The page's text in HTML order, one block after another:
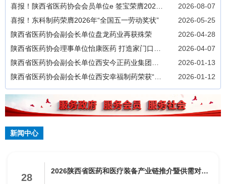
2026-08-07
喜报！陕西省医药协会会员单位e 签宝荣膺2026
年“全球独角兽榜”
2026-05-25
喜报！东科制药荣膺2026年“全国五一劳动奖状”
2026-04-28
陕西省医药协会副会长单位盘龙药业再获殊荣
2026-04-07
陕西省医药协会理事单位怡康医药 打造家门口健
康管家
2026-01-13
陕西省医药协会副会长单位西安今正药业集团董
事长闫伟出席2025年度助学金发放活动
2026-01-12
陕西省医药协会副会长单位西安幸福制药荣获“全
国双爱双评先进企业工会“
新闻中心
28
2026陕西省医药和医疗装备产业链推介暨供需对接